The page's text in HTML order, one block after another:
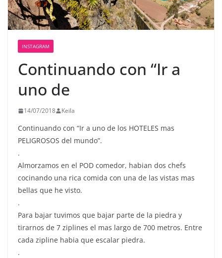
INSTAGRAM
Continuando con “Ir a
uno de
14/07/2018 Keila
Continuando con “Ir a uno de los HOTELES mas
PELIGROSOS del mundo”.
.
Almorzamos en el POD comedor, habian dos chefs
cocinando una rica comida con una de las vistas mas
bellas que he visto.
.
Para bajar tuvimos que bajar parte de la piedra y
tirarnos de 7 ziplines el mas largo de 700 metros. Entre
cada zipline habia que escalar piedra.
.